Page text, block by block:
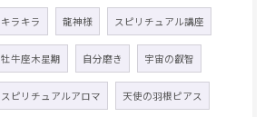
キラキラ 龍神様 スピリチュアル講座
牡牛座木星期 自分磨き 宇宙の叡智
スピリチュアルアロマ 天使の羽根ピアス